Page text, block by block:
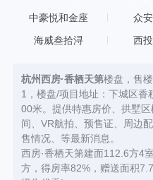
中豪悦和金座 众
海威叁拾浔 西
杭州西房·香栖天第楼盘，售
1，楼盘/项目地址：下城区香
00米。提供特惠房价、拱墅
间、VR航拍、预售证、周边
售情况、等最新消息。
西房·香栖天第建面112.6方4
方，得房率82%，赠送面积